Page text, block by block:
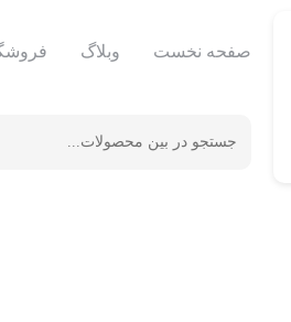
صفحه نخست وبلاگ